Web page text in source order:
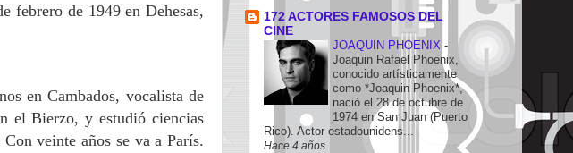
febrero de 1949 en Dehesas,
en Cambados, vocalista de
el Bierzo, y estudió ciencias
veinte años se va a París.
172 ACTORES FAMOSOS DEL
CINE
JOAQUIN PHOENIX -
Joaquin Rafael Phoenix,
conocido artísticamente
como *Joaquin Phoenix*,
nació el 28 de octubre de
1974 en San Juan (Puerto
Rico). Actor estadounidens...
Hace 4 años